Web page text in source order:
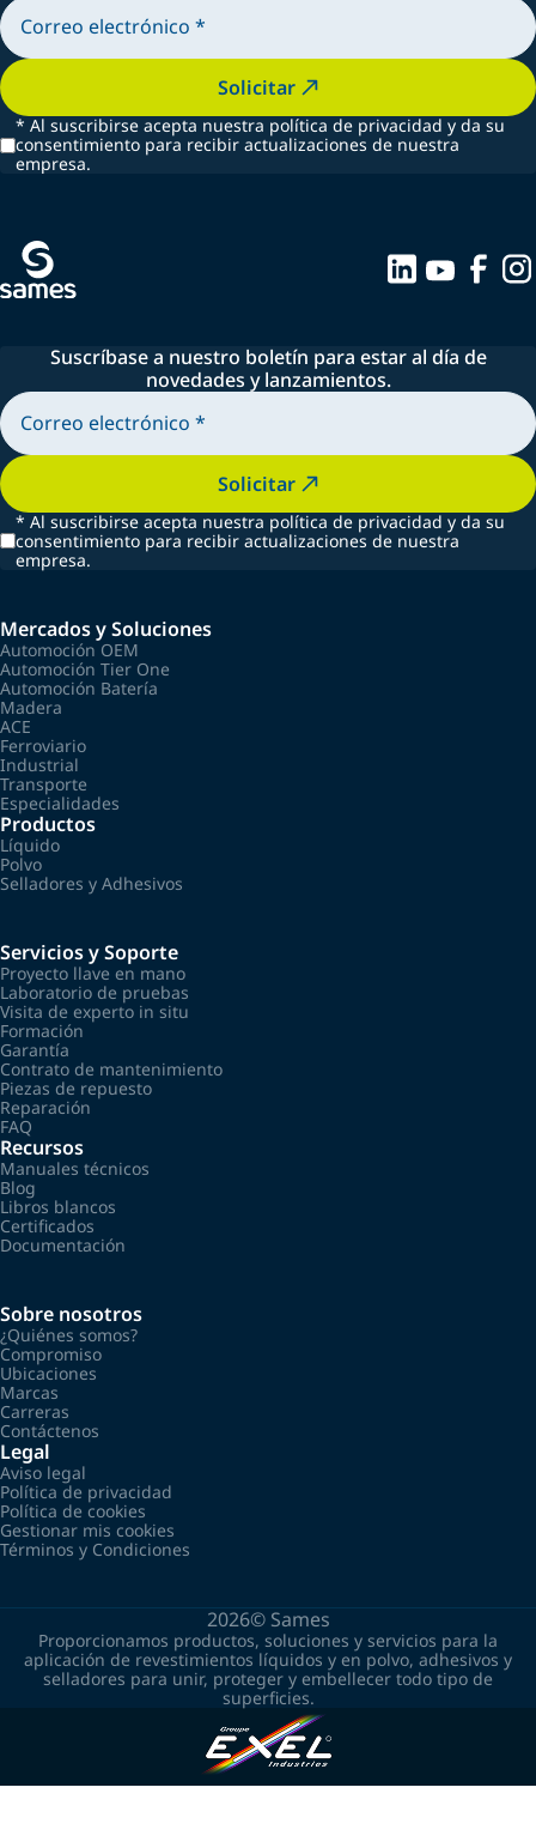
Solicitar
* Al suscribirse acepta nuestra política de privacidad y da su
consentimiento para recibir actualizaciones de nuestra
empresa.
Suscríbase a nuestro boletín para estar al día de
novedades y lanzamientos.
Solicitar
* Al suscribirse acepta nuestra política de privacidad y da su
consentimiento para recibir actualizaciones de nuestra
empresa.
Mercados y Soluciones
Automoción OEM
Automoción Tier One
Automoción Batería
Madera
ACE
Ferroviario
Industrial
Transporte
Especialidades
Productos
Líquido
Polvo
Selladores y Adhesivos
Servicios y Soporte
Proyecto llave en mano
Laboratorio de pruebas
Visita de experto in situ
Formación
Garantía
Contrato de mantenimiento
Piezas de repuesto
Reparación
FAQ
Recursos
Manuales técnicos
Blog
Libros blancos
Certificados
Documentación
Sobre nosotros
¿Quiénes somos?
Compromiso
Ubicaciones
Marcas
Carreras
Contáctenos
Legal
Aviso legal
Política de privacidad
Política de cookies
Gestionar mis cookies
Términos y Condiciones
2026© Sames
Proporcionamos productos, soluciones y servicios para la
aplicación de revestimientos líquidos y en polvo, adhesivos y
selladores para unir, proteger y embellecer todo tipo de
superficies.